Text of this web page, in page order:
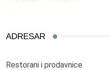
ADRESAR
Restorani i prodavnice